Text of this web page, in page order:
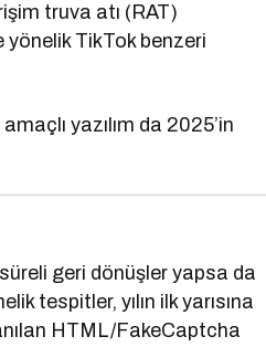
truva atı (RAT)
TikTok benzeri
yazılım da 2025’in
süreli geri dönüşler yapsa da
tespitler, yılın ilk yarısına
HTML/FakeCaptcha